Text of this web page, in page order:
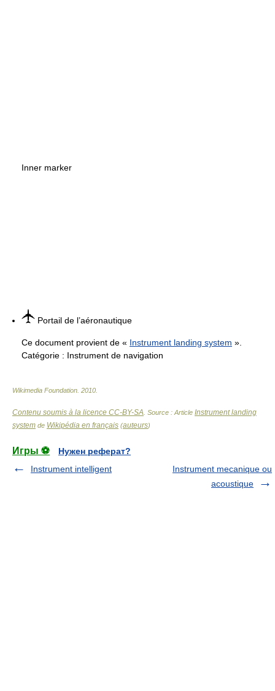
Inner marker
Portail de l’aéronautique
Ce document provient de « Instrument landing system ».
Catégorie : Instrument de navigation
Wikimedia Foundation 2010
Contenu soumis à la licence CC-BY-SA . Source : Article Instrument landing
system de Wikipédia en français (auteurs)
Игры ⚽
Нужен реферат?
Instrument intelligent
Instrument mecanique ou
acoustique